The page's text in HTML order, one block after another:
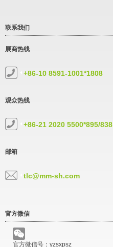
联系我们
展商热线
+86-10 8591-1001*1808
观众热线
+86-21 2020 5500*895/838
邮箱
tlc@mm-sh.com
官方微信
官方微信号：yzsxpsz